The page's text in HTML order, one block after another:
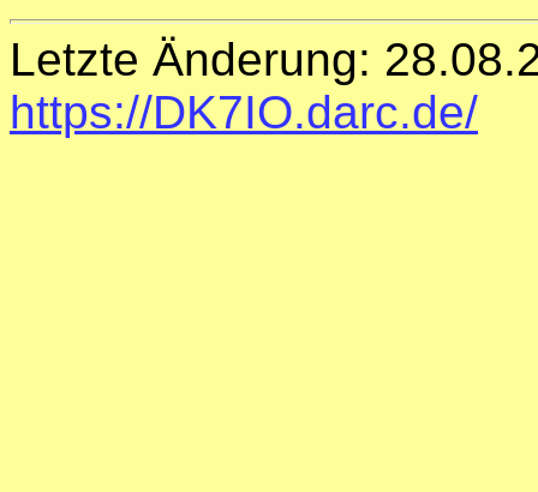
Letzte Änderung:
https://DK7IO.darc.de/